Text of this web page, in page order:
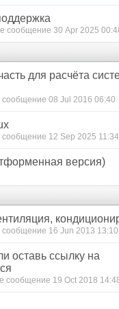
сообщение 30 Apr 2025
для расчёта
сообщение 08 Jul 2016 06:40
сообщение 12 Sep 2025 11:34
версия)
сообщение 16 Jun 2013 13:10
оставь ссылку на
сообщение 19 Oct 2018